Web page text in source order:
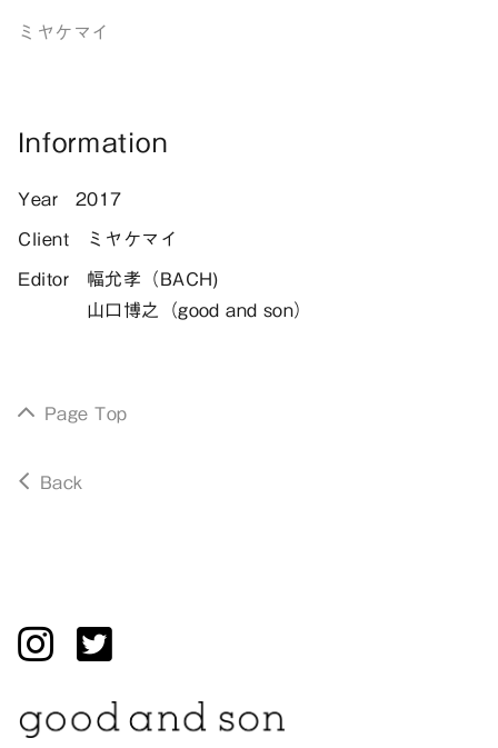
ミヤケマイ
Information
Year 2017
Client ミヤケマイ
Editor
幅允孝（BACH)
山口博之（good and son）
Page Top
Back